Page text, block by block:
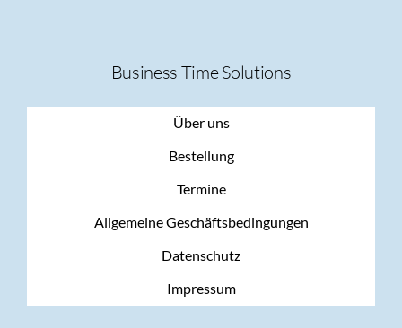
Business Time Solutions
Über uns
Bestellung
Termine
Allgemeine Geschäftsbedingungen
Datenschutz
Impressum